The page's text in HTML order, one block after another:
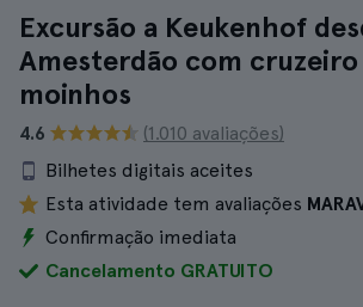
Excursão a Keukenhof
Amesterdão com
moinhos
4.6
(1.010 avaliações)
Bilhetes digitais aceites
Esta atividade tem avaliações
Confirmação imediata
Cancelamento GRATUITO